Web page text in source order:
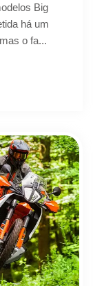
Big
há um
o fa...